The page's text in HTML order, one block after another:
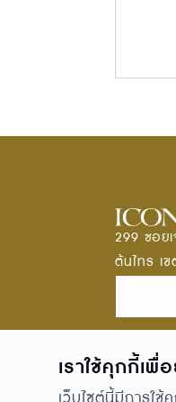
299 ซอย
ต้นไทร เ
เราใช้คุกกี้เ